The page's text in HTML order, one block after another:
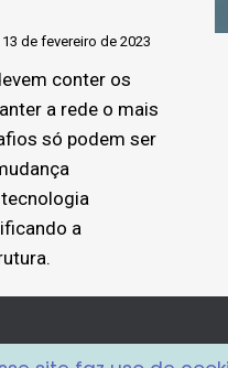
13 de fevereiro de 2023
conter os
a rede o mais
só podem ser
a